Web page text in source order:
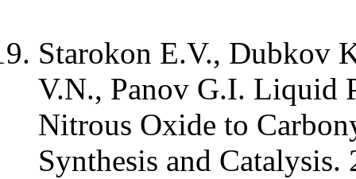
Starokon E.V., Dubkov
V.N., Panov G.I. Liquid
Nitrous Oxide to
Synthesis and